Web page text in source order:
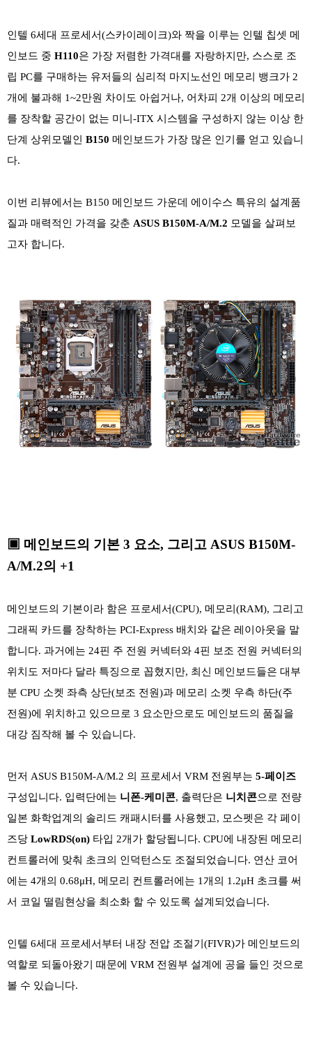
인텔 6세대 프로세서(스카이레이크)와 짝을 이루는 인텔 칩셋 메
인보드 중 H110은 가장 저렴한 가격대를 자랑하지만, 스스로 조
립 PC를 구매하는 유저들의 심리적 마지노선인 메모리 뱅크가 2
개에 불과해 1~2만원 차이도 아쉽거나, 어차피 2개 이상의 메모리
를 장착할 공간이 없는 미니-ITX 시스템을 구성하지 않는 이상 한
단계 상위모델인 B150 메인보드가 가장 많은 인기를 얻고 있습니
다.
이번 리뷰에서는 B150 메인보드 가운데 에이수스 특유의 설계품
질과 매력적인 가격을 갖춘 ASUS B150M-A/M.2 모델을 살펴보
고자 합니다.
▣ 메인보드의 기본 3 요소, 그리고 ASUS B150M-
A/M.2의 +1
메인보드의 기본이라 함은 프로세서(CPU), 메모리(RAM), 그리고
그래픽 카드를 장착하는 PCI-Express 배치와 같은 레이아웃을 말
합니다. 과거에는 24핀 주 전원 커넥터와 4핀 보조 전원 커넥터의
위치도 저마다 달라 특징으로 꼽혔지만, 최신 메인보드들은 대부
분 CPU 소켓 좌측 상단(보조 전원)과 메모리 소켓 우측 하단(주
전원)에 위치하고 있으므로 3 요소만으로도 메인보드의 품질을
대강 짐작해 볼 수 있습니다.
먼저 ASUS B150M-A/M.2 의 프로세서 VRM 전원부는 5-페이즈
구성입니다. 입력단에는 니폰-케미콘, 출력단은 니치콘으로 전량
일본 화학업계의 솔리드 캐패시터를 사용했고, 모스펫은 각 페이
즈당 LowRDS(on) 타입 2개가 할당됩니다. CPU에 내장된 메모리
컨트롤러에 맞춰 초크의 인덕턴스도 조절되었습니다. 연산 코어
에는 4개의 0.68μH, 메모리 컨트롤러에는 1개의 1.2μH 초크를 써
서 코일 떨림현상을 최소화 할 수 있도록 설계되었습니다.
인텔 6세대 프로세서부터 내장 전압 조절기(FIVR)가 메인보드의
역할로 되돌아왔기 때문에 VRM 전원부 설계에 공을 들인 것으로
볼 수 있습니다.